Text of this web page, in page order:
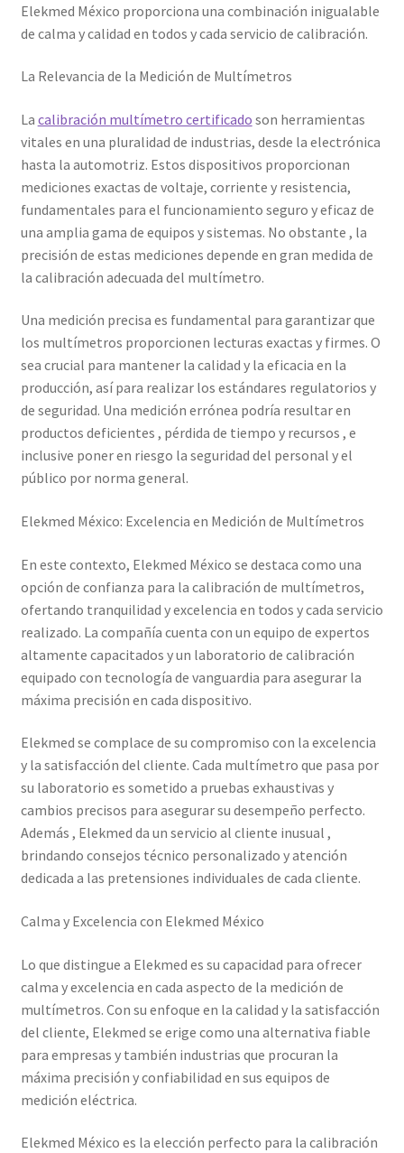
Calibración de Multímetros – Elekmed México
Finalizar compra
Medidor de tierras con certificado de calibración
Mi cuenta
Nuestra Misión en Elekmed México
Osciloscopio con certificado de calibración
Productos calibrados con certificado de Calibración
Servicios de calibración eléctrica
Soporte
Tienda
Trayectoria de Elekmed México
Elekmed México proporciona una combinación inigualable
de calma y calidad en todos y cada servicio de calibración.
La Relevancia de la Medición de Multímetros
La calibración multímetro certificado son herramientas
vitales en una pluralidad de industrias, desde la electrónica
hasta la automotriz. Estos dispositivos proporcionan
mediciones exactas de voltaje, corriente y resistencia,
fundamentales para el funcionamiento seguro y eficaz de
una amplia gama de equipos y sistemas. No obstante , la
precisión de estas mediciones depende en gran medida de
la calibración adecuada del multímetro.
Una medición precisa es fundamental para garantizar que
los multímetros proporcionen lecturas exactas y firmes. O
sea crucial para mantener la calidad y la eficacia en la
producción, así para realizar los estándares regulatorios y
de seguridad. Una medición errónea podría resultar en
productos deficientes , pérdida de tiempo y recursos , e
inclusive poner en riesgo la seguridad del personal y el
público por norma general.
Elekmed México: Excelencia en Medición de Multímetros
En este contexto, Elekmed México se destaca como una
opción de confianza para la calibración de multímetros,
ofertando tranquilidad y excelencia en todos y cada servicio
realizado. La compañía cuenta con un equipo de expertos
altamente capacitados y un laboratorio de calibración
equipado con tecnología de vanguardia para asegurar la
máxima precisión en cada dispositivo.
Elekmed se complace de su compromiso con la excelencia
y la satisfacción del cliente. Cada multímetro que pasa por
su laboratorio es sometido a pruebas exhaustivas y
cambios precisos para asegurar su desempeño perfecto.
Además , Elekmed da un servicio al cliente inusual ,
brindando consejos técnico personalizado y atención
dedicada a las pretensiones individuales de cada cliente.
Calma y Excelencia con Elekmed México
Lo que distingue a Elekmed es su capacidad para ofrecer
calma y excelencia en cada aspecto de la medición de
multímetros. Con su enfoque en la calidad y la satisfacción
del cliente, Elekmed se erige como una alternativa fiable
para empresas y también industrias que procuran la
máxima precisión y confiabilidad en sus equipos de
medición eléctrica.
Elekmed México es la elección perfecto para la calibración